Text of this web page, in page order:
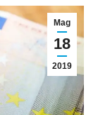
Mag
18
2019